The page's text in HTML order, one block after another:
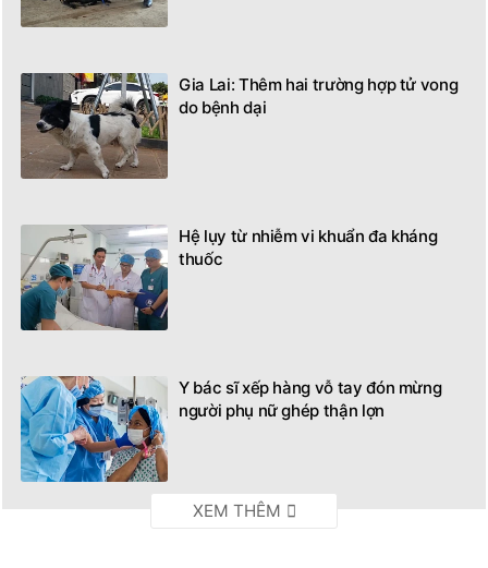
Gia Lai: Thêm hai trường hợp tử vong
do bệnh dại
Hệ lụy từ nhiễm vi khuẩn đa kháng
thuốc
Y bác sĩ xếp hàng vỗ tay đón mừng
người phụ nữ ghép thận lợn